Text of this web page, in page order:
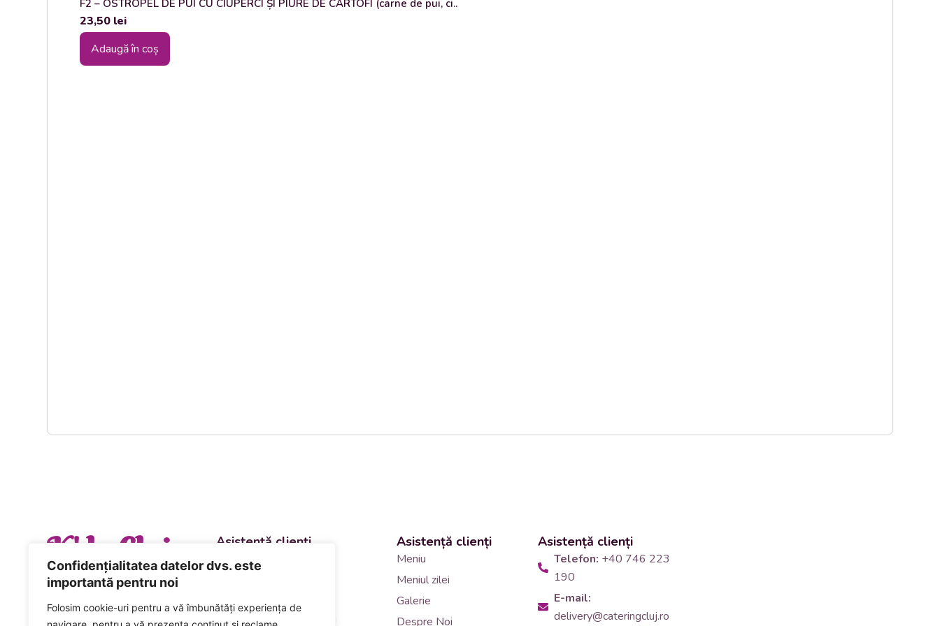
Confidențialitatea datelor dvs. este
importantă pentru noi
Folosim cookie-uri pentru a vă îmbunătăți experiența de
F2 – OSTROPEL DE PUI CU CIUPERCI ȘI PIURE DE CARTOFI (carne de pui, ci..
23,50 lei
Adaugă în coș
K' la Cluj Asistență clienți
Departament vânzări și
Comenzi și livrări catering
Asistență clienți
Meniu
Meniul zilei
Galerie
Despre Noi
Asistență clienți
Telefon: +40 746 223
190
E-mail:
delivery@cateringcluj.ro